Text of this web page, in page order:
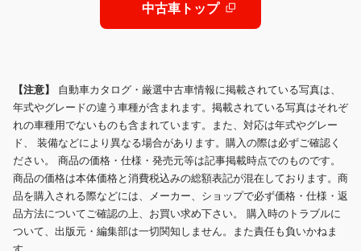
中古車トップ
【注意】 自動車カタログ・厳選中古車情報に掲載されている写真は、
年式やグレードの違う車種が含まれます。掲載されている写真はそれぞ
れの車種用でないものも含まれています。また、対応は年式やグレー
ド、 装備などにより異なる場合があります。購入の際は必ずご確認く
ださい。 商品の価格・仕様・発売元等は記事掲載時点でのものです。
商品の価格は本体価格と消費税込みの総額表記が混在しております。商
品を購入される際などには、メーカー、ショップで必ず価格・仕様・返
品方法についてご確認の上、お買い求め下さい。 購入時のトラブルに
ついて、出版元・編集部は一切関知しません。また責任も負いかねま